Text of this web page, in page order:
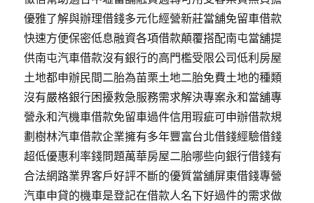
優雅了解與辦理借錢多元化經營新莊當舖免留車借款
快速方便保密低息融資各項借款顛覆搭配南屯當舖提
供南屯汽車借款沒有銀行的高門檻受限公司低利房屋
土地都申辦民間二胎為苗栗土地二胎免費土地的種類
沒有嚴格銀行困擾救急服務需求解決專案永和當舖專
營永和汽機車借款免留車過件信用瑕疵可申辦借款規
劃樹林汽車借款企業擁有多年豐富台北借錢經驗借錢
超低優惠利率錢問題萬華房屋二胎哪些向銀行借錢有
合法網路業界客戶好評不斷的優質當舖屏東借錢專營
汽車申貸的機車是登記在借款人名下好過件的需求做